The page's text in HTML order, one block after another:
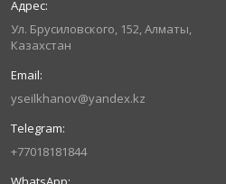
Ул. Брусиловского, 152, Алматы,
Казахстан
yseilkhanov@yandex.kz
+77018181844